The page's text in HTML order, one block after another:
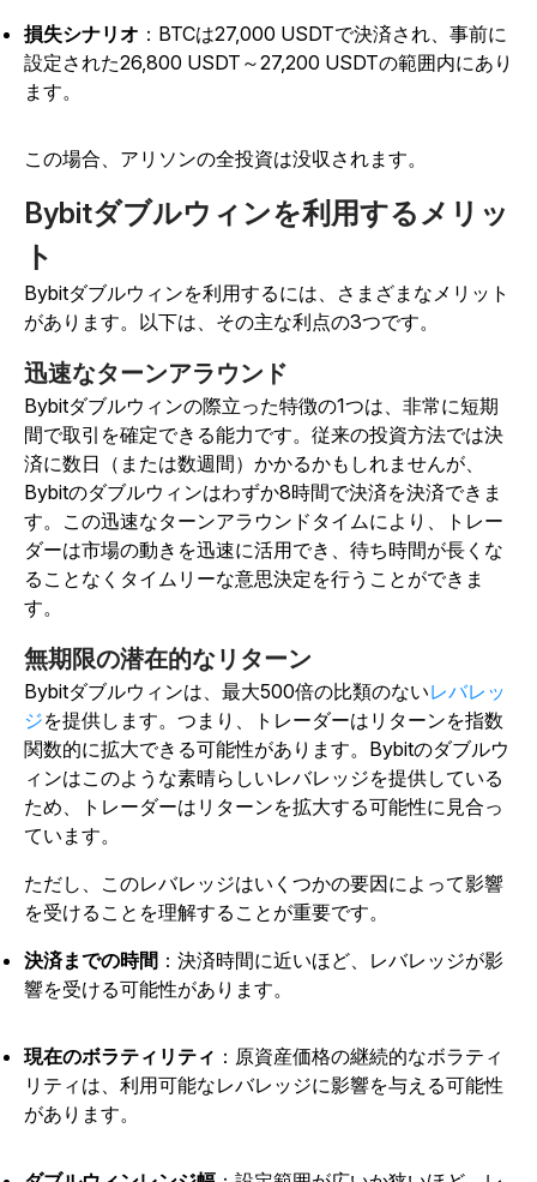
損失シナリオ ：BTCは27,000 USDTで決済され、事前に
設定された26,800 USDT～27,200 USDTの範囲内にあり
ます。
この場合、アリソンの全投資は没収されます。
Bybitダブルウィンを利用するメリッ
ト
Bybitダブルウィンを利用するには、さまざまなメリット
があります。以下は、その主な利点の3つです。
迅速なターンアラウンド
Bybitダブルウィンの際立った特徴の1つは、非常に短期
間で取引を確定できる能力です。従来の投資方法では決
済に数日（または数週間）かかるかもしれませんが、
Bybitのダブルウィンはわずか8時間で決済を決済できま
す。この迅速なターンアラウンドタイムにより、トレー
ダーは市場の動きを迅速に活用でき、待ち時間が長くな
ることなくタイムリーな意思決定を行うことができま
す。
無期限の潜在的なリターン
Bybitダブルウィンは、最大500倍の比類のないレバレッ
ジを提供します。つまり、トレーダーはリターンを指数
関数的に拡大できる可能性があります。Bybitのダブルウ
ィンはこのような素晴らしいレバレッジを提供している
ため、トレーダーはリターンを拡大する可能性に見合っ
ています。
ただし、このレバレッジはいくつかの要因によって影響
を受けることを理解することが重要です。
決済までの時間 ：決済時間に近いほど、レバレッジが影
響を受ける可能性があります。
現在のボラティリティ ：原資産価格の継続的なボラティ
リティは、利用可能なレバレッジに影響を与える可能性
があります。